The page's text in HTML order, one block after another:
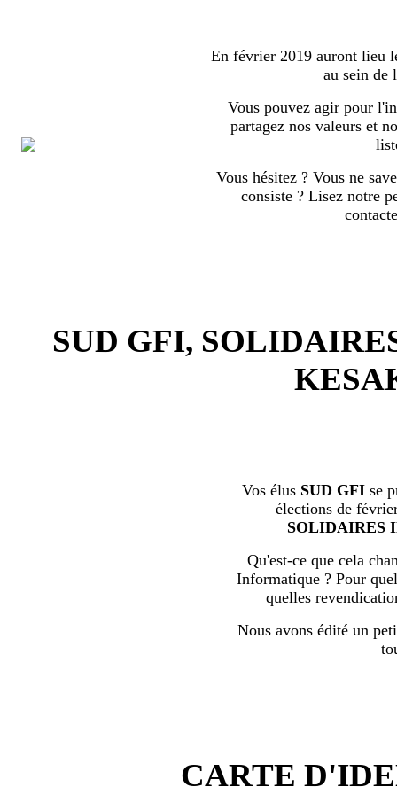
En février 2019 auront lieu
au sein de
Vous pouvez agir pour
partagez nos valeurs et
Vous hésitez ? Vous ne
consiste ? Lisez notre
SUD GFI,
Vos élus SUD GFI se
élections de
SOLIDAIRES
Qu'est-ce que cela
Informatique ? Pour
quelles
Nous avons édité un
CARTE